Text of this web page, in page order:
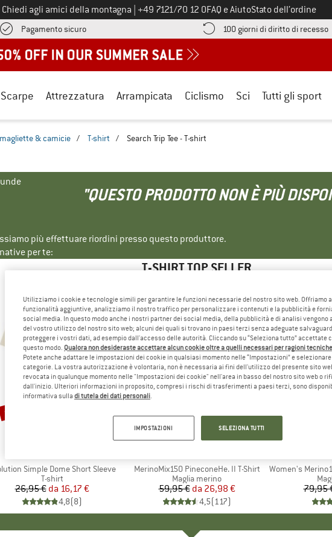
Chiedi agli amici della montagna Chiamaci al numero
+49 7121/70 12 0FAQ e AiutoStato dell’ordine
Pagamento sicuroQui trovi le informazioni di pagamento! Si apre in una casella
100 giorni di diritto di recesso
Scarpe Attrezzatura Arrampicata Ciclismo Sci Tutti gli sport
& camicie / T-shirt / Search Trip Tee - T-shirt
"QUESTO PRODOTTO NON È PIÙ
più effettuare riordini presso questo produttore.
per te:
T-SHIRT TOP SELLER
Simple Dome Short Sleeve
Gruppo di prodotti
T-shirt
Prezzo
26,95 € Prezzo ridotto
da 16,17 €
4,8(8)
fino al 40%
Articolo
MerinoMix150 PineconeHe. II T-Shirt
Gruppo di prodotti
Maglia merino
Prezzo
59,95 € Prezzo ridotto
da 26,98 €
4,5(117)
fino al 55%
Articolo
Women's Merino155
79,95
Utilizziamo i cookie e tecnologie simili per garantire le funzioni necessarie del nostro sito web. Offriamo
funzionalità aggiuntive, analizziamo il nostro traffico per personalizzare i contenuti e la pubblicità e
social media. In questo modo anche i nostri partner dei social media, della pubblicità e di analisi vengono
del vostro utilizzo del nostro sito web; alcuni dei quali si trovano in paesi terzi senza adeguate
proteggere i vostri dati, ad esempio dall'accesso delle autorità. Cliccando su “Seleziona tutto” accettate
questo modo. Qualora non desideraste accettare alcun cookie oltre a quelli necessari per ragioni
Potete anche adattare le impostazioni dei cookie in qualsiasi momento nelle “Impostazioni” e
categorie. La vostra autorizzazione è volontaria, non è necessaria ai fini dell'utilizzo del presente sito
revocata in qualunque momento nelle "Impostazioni dei cookie" nell'area in basso del nostro sito web o
dall'inizio. Ulteriori informazioni in proposito, compresi i rischi di trasferimenti a paesi terzi, sono
informativa sulla di tutela dei dati personali.
IMPOSTAZIONI SELEZIONA TUTTI